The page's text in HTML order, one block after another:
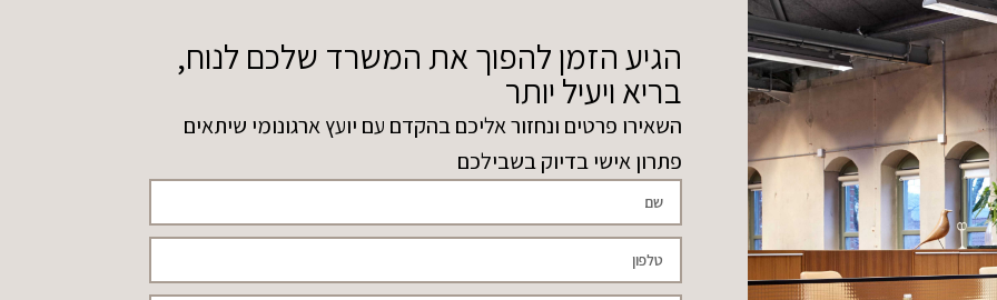
הגיע הזמן להפוך את המשרד שלכם לנוח,
בריא ויעיל יותר
השאירו פרטים ונחזור אליכם בהקדם עם יועץ ארגונומי שיתאים
פתרון אישי בדיוק בשבילכם